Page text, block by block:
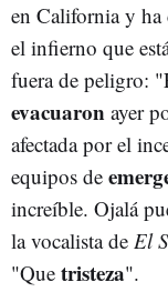
en California y ha
el infierno que
fuera de peligro:
evacuaron ayer
afectada por el
equipos de
increíble. Ojalá
la vocalista de El
"Que tristeza".